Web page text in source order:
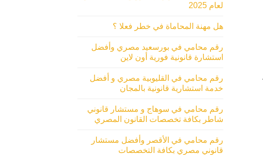
لعام 2025
هل مهنة المحاماة في خطر فعلا ؟
رقم محامي في بورسعيد مصري وأفضل
استشارة قانونية فورية أون لاين
رقم محامي في القليوبية مصري و أفضل
خدمة استشارية قانونية بالمجان
رقم محامي في سوهاج و مستشار قانوني
شاطر بكافة تخصصات القانون المصري
رقم محامي في الأقصر وأفضل مستشار
قانوني مصري بكافة التخصصات